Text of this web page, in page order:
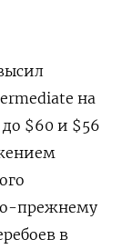
на
$60 и $56
прежнему
в